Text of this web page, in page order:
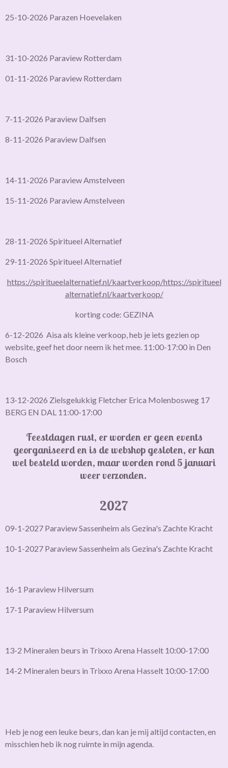
25-10-2026 Parazen Hoevelaken
31-10-2026 Paraview Rotterdam
01-11-2026 Paraview Rotterdam
7-11-2026 Paraview Dalfsen
8-11-2026 Paraview Dalfsen
14-11-2026 Paraview Amstelveen
15-11-2026 Paraview Amstelveen
28-11-2026 Spiritueel Alternatief
29-11-2026 Spiritueel Alternatief
https://spiritueelalternatief.nl/kaartverkoop/https://spiritueel
alternatief.nl/kaartverkoop/
korting code: GEZINA
6-12-2026 Aisa als kleine verkoop, heb je iets gezien op
website, geef het door neem ik het mee. 11:00-17:00 in Den
Bosch
13-12-2026 Zielsgelukkig Fletcher Erica Molenbosweg 17
BERG EN DAL 11:00-17:00
Feestdagen rust, er worden er geen events
georganiseerd en is de webshop gesloten, er kan
wel besteld worden, maar worden rond 5 januari
weer verzonden.
2027
09-1-2027 Paraview Sassenheim als Gezina's Zachte Kracht
10-1-2027 Paraview Sassenheim als Gezina's Zachte Kracht
16-1 Paraview Hilversum
17-1 Paraview Hilversum
13-2 Mineralen beurs in Trixxo Arena Hasselt 10:00-17:00
14-2 Mineralen beurs in Trixxo Arena Hasselt 10:00-17:00
Heb je nog een leuke beurs, dan kan je mij altijd contacten, en
misschien heb ik nog ruimte in mijn agenda.